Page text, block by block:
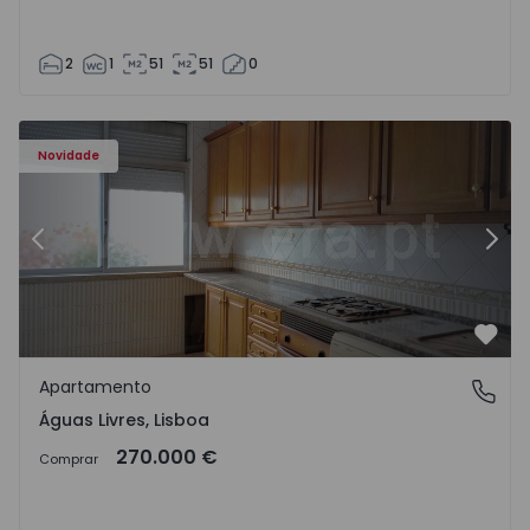
2 1 51 51 0
Novidade
Anterior
Águas Livres, Lisboa
Apartamento
Águas Livres, Lisboa
Comprar 270.000 €